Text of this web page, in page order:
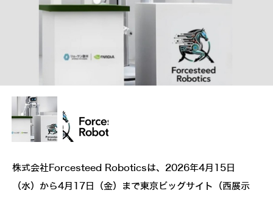
株式会社Forcesteed Roboticsは、2026年4月15日
（水）から4月17日（金）まで東京ビッグサイト（西展示